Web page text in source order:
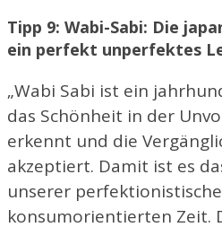
Tipp 9: Wabi-Sabi: Die
ein perfekt unperfektes
„Wabi Sabi ist ein
das Schönheit in der
erkennt und die
akzeptiert. Damit ist es
unserer
konsumorientierten Zeit.